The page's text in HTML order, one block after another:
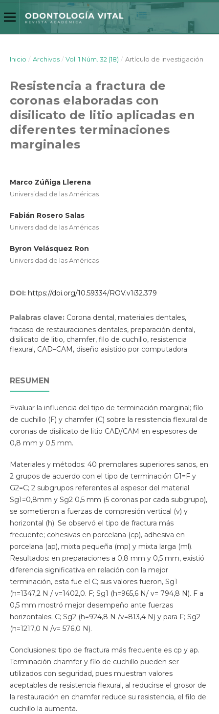
Inicio / Archivos / Vol. 1 Núm. 32 (18) / Artículo de investigación
Resistencia a fractura de
coronas elaboradas con
disilicato de litio aplicadas en
diferentes terminaciones
marginales
Marco Zúñiga Llerena
Universidad de las Américas
Fabián Rosero Salas
Universidad de las Américas
Byron Velásquez Ron
Universidad de las Américas
DOI: https://doi.org/10.59334/ROV.v1i32.379
Palabras clave: Corona dental, materiales dentales,
fracaso de restauraciones dentales, preparación dental,
disilicato de litio, chamfer, filo de cuchillo, resistencia
flexural, CAD–CAM, diseño asistido por computadora
RESUMEN
Evaluar la influencia del tipo de terminación marginal; filo
de cuchillo (F) y chamfer (C) sobre la resistencia flexural de
coronas de disilicato de litio CAD/CAM en espesores de
0,8 mm y 0,5 mm.
Materiales y métodos: 40 premolares superiores sanos, en
2 grupos de acuerdo con el tipo de terminación G1=F y
G2=C; 2 subgrupos referentes al espesor del material
Sg1=0,8mm y Sg2 0,5 mm (5 coronas por cada subgrupo),
se sometieron a fuerzas de compresión vertical (v) y
horizontal (h). Se observó el tipo de fractura más
frecuente; cohesivas en porcelana (cp), adhesiva en
porcelana (ap), mixta pequeña (mp) y mixta larga (ml).
Resultados: en preparaciones a 0,8 mm y 0,5 mm, existió
diferencia significativa en relación con la mejor
terminación, esta fue el C; sus valores fueron, Sg1
(h=1347,2 N / v=1402,0. F; Sg1 (h=965,6 N/ v= 794,8 N). F a
0,5 mm mostró mejor desempeño ante fuerzas
horizontales. C; Sg2 (h=924,8 N /v=813,4 N) y para F; Sg2
(h=1217,0 N /v= 576,0 N).
Conclusiones: tipo de fractura más frecuente es cp y ap.
Terminación chamfer y filo de cuchillo pueden ser
utilizados con seguridad, pues muestran valores
aceptables de resistencia flexural, al reducirse el grosor de
la restauración en chamfer reduce su resistencia, el filo de
cuchillo la aumenta.